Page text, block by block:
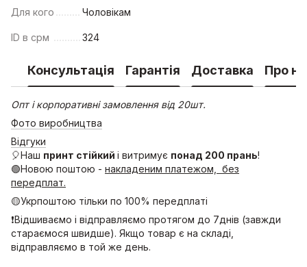
Для кого Чоловікам
ID в срм 324
Консультація Гарантія Доставка Про
Опт і корпоративні замовлення від 20шт.
Фото виробництва
Відгуки
🎈Наш принт стійкий і витримує понад 200 прань!
🟢Новою поштою - накладеним платежом, без
передплат.
🟡Укрпоштою тільки по 100% передплаті
❗Відшиваємо і відправляємо протягом до 7днів (завжди
стараємося швидше). Якщо товар є на складі,
відправляємо в той же день.